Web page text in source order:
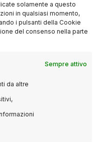
solamente a questo
in qualsiasi momento,
i pulsanti della Cookie
del consenso nella parte
Sempre attivo
da altre
esclusivi
World Cup
TALOTTA
femminile Netflix